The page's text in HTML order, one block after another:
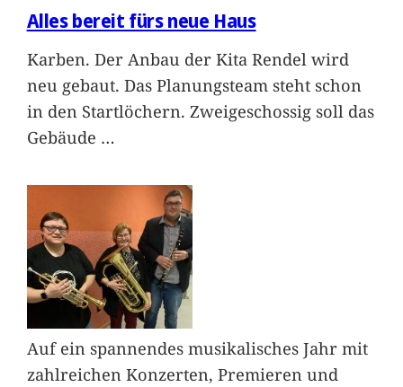
Alles bereit fürs neue Haus
Karben. Der Anbau der Kita Rendel wird
neu gebaut. Das Planungsteam steht schon
in den Startlöchern. Zweigeschossig soll das
Gebäude …
Auf ein spannendes musikalisches Jahr mit
zahlreichen Konzerten, Premieren und